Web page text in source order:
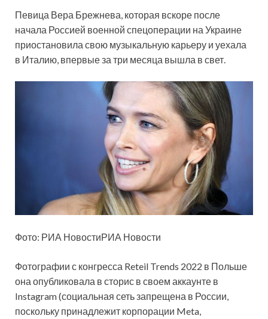
Певица Вера Брежнева, которая вскоре после
начала Россией военной спецоперации на Украине
приостановила свою музыкальную карьеру и уехала
в Италию, впервые за три месяца вышла в свет.
Фото: РИА НовостиРИА Новости
Фотографии с конгресса Reteil Trends 2022 в Польше
она опубликовала в сторис в своем аккаунте в
Instagram (социальная сеть запрещена в России,
поскольку принадлежит корпорации Meta,